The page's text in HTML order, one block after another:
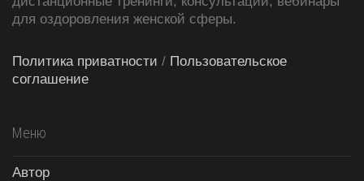
для оздоровления женской сферы.
Политика приватности / Пользовательское
соглашение
Меню
Автор